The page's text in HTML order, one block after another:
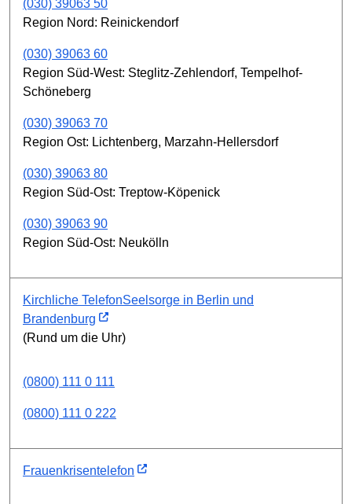
(030) 39063 50
Region Nord: Reinickendorf
(030) 39063 60
Region Süd-West: Steglitz-Zehlendorf, Tempelhof-
Schöneberg
(030) 39063 70
Region Ost: Lichtenberg, Marzahn-Hellersdorf
(030) 39063 80
Region Süd-Ost: Treptow-Köpenick
(030) 39063 90
Region Süd-Ost: Neukölln
Kirchliche TelefonSeelsorge in Berlin und
Brandenburg
(Rund um die Uhr)
(0800) 111 0 111
(0800) 111 0 222
Frauenkrisentelefon